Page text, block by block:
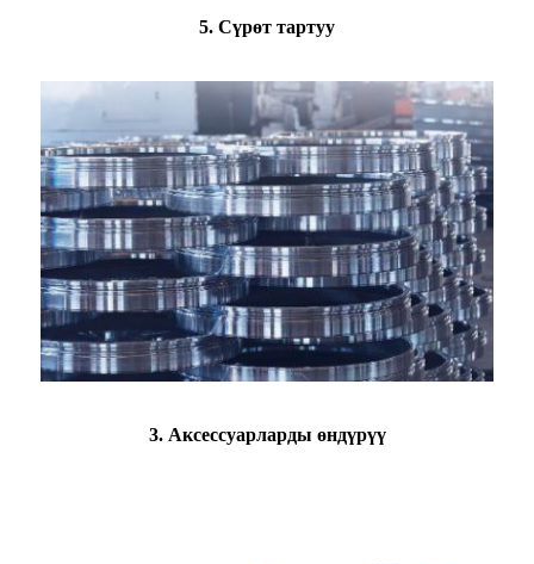
5. Сүрөт тартуу
3. Аксессуарларды өндүрүү